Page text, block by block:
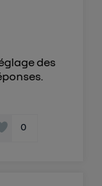
des
0